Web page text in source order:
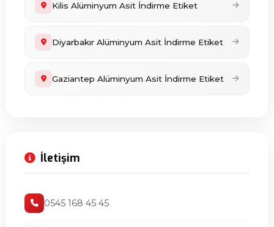
Kilis Alüminyum Asit İndirme Etiket
Diyarbakır Alüminyum Asit İndirme Etiket
Gaziantep Alüminyum Asit İndirme Etiket
İletişim
0545 168 45 45